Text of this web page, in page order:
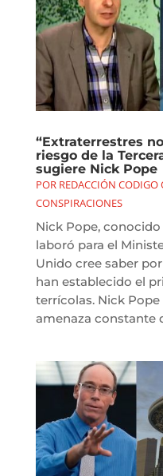
“Extraterrestres
riesgo de la
sugiere Nick Pope
POR REDACCIÓN CODIGO
CONSPIRACIONES
Nick Pope,
laboró para el
Unido cree saber
han establecido el
terrícolas. Nick
amenaza constante